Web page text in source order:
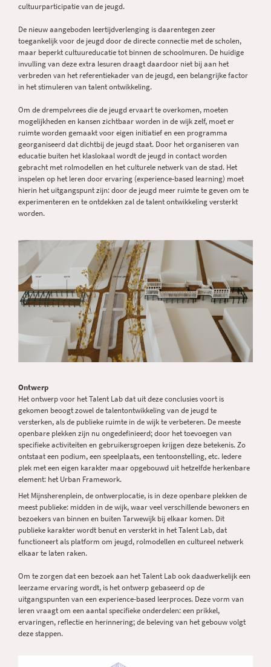
cultuurparticipatie van de jeugd.
De nieuw aangeboden leertijdverlenging is daarentegen zeer
toegankelijk voor de jeugd door de directe connectie met de scholen,
maar beperkt cultuureducatie tot binnen de schoolmuren. De huidige
invulling van deze extra lesuren draagt daardoor niet bij aan het
verbreden van het referentiekader van de jeugd, een belangrijke factor
in het stimuleren van talent ontwikkeling.
Om de drempelvrees die de jeugd ervaart te overkomen, moeten
mogelijkheden en kansen zichtbaar worden in de wijk zelf, moet er
ruimte worden gemaakt voor eigen initiatief en een programma
georganiseerd dat dichtbij de jeugd staat. Door het organiseren van
educatie buiten het klaslokaal wordt de jeugd in contact worden
gebracht met rolmodellen en het culturele netwerk van de stad. Het
inspelen op het leren door ervaring (experience-based learning) moet
hierin het uitgangspunt zijn: door de jeugd meer ruimte te geven om te
experimenteren en te ontdekken zal de talent ontwikkeling versterkt
worden.
Ontwerp
Het ontwerp voor het Talent Lab dat uit deze conclusies voort is
gekomen beoogt zowel de talentontwikkeling van de jeugd te
versterken, als de publieke ruimte in de wijk te verbeteren. De meeste
openbare plekken zijn nu ongedefinieerd; door het toevoegen van
specifieke activiteiten en gebruikersgroepen krijgen deze betekenis. Zo
ontstaat een podium, een speelplaats, een tentoonstelling, etc. Iedere
plek met een eigen karakter maar opgebouwd uit hetzelfde herkenbare
element: het Urban Framework.
Het Mijnsherenplein, de ontwerplocatie, is in deze openbare plekken de
meest publieke: midden in de wijk, waar veel verschillende bewoners en
bezoekers van binnen en buiten Tarwewijk bij elkaar komen. Dit
publieke karakter wordt benut en versterkt in het Talent Lab, dat
functioneert als platform om jeugd, rolmodellen en cultureel netwerk
elkaar te laten raken.
Om te zorgen dat een bezoek aan het Talent Lab ook daadwerkelijk een
leerzame ervaring wordt, is het ontwerp gebaseerd op de
uitgangspunten van een experience-based leerproces. Deze vorm van
leren vraagt om een aantal specifieke onderdelen: een prikkel,
ervaringen, reflectie en herinnering; de beleving van het gebouw volgt
deze stappen.